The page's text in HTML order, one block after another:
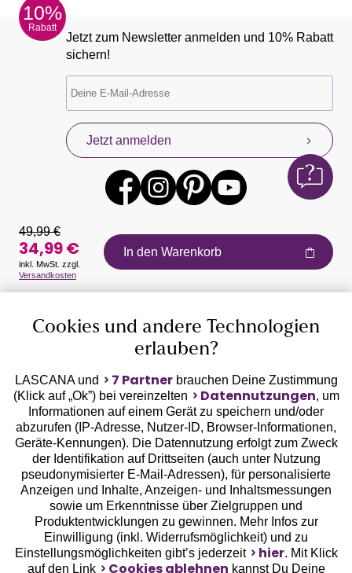
10%
Rabatt
Jetzt zum Newsletter anmelden und 10% Rabatt
sichern!
Jetzt anmelden
Auszeichnungen
Geprüfte Sicherheit
Unsere Apps
49,99 €
34,99 €
inkl. MwSt. zzgl.
Versandkosten
In den Warenkorb
Cookies und andere Technologien
erlauben?
LASCANA und 7 Partnerbrauchen Deine Zustimmung
(Klick auf „Ok”) bei vereinzelten
Datennutzungen, um
Informationen auf einem Gerät zu speichern und/oder
abzurufen (IP-Adresse, Nutzer-ID, Browser-Informationen,
Geräte-Kennungen). Die Datennutzung erfolgt zum Zweck
der Identifikation auf Drittseiten (auch unter Nutzung
pseudonymisierter E-Mail-Adressen), für personalisierte
Anzeigen und Inhalte, Anzeigen- und Inhaltsmessungen
sowie um Erkenntnisse über Zielgruppen und
Produktentwicklungen zu gewinnen. Mehr Infos zur
Einwilligung (inkl. Widerrufsmöglichkeit) und zu
Einstellungsmöglichkeiten gibt’s jederzeit
hier. Mit Klick
auf den Link
Cookies ablehnen kannst Du Deine